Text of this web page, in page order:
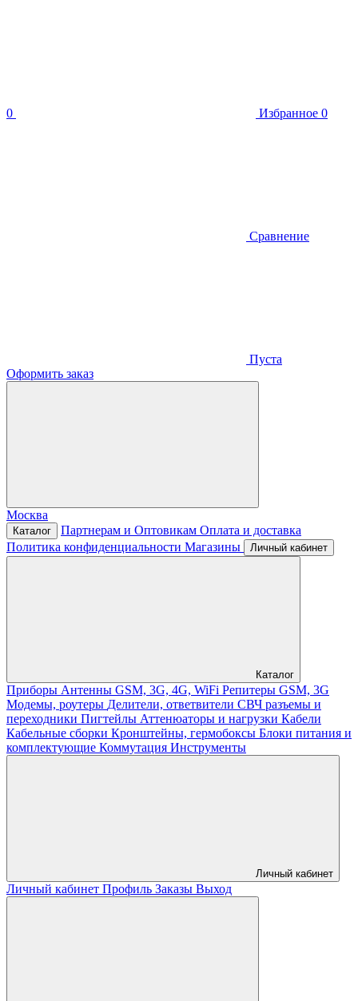
0 Избранное 0
Сравнение
Пуста
Оформить заказ
Москва
Каталог Партнерам и Оптовикам Оплата и доставка
Политика конфиденциальности Магазины Личный кабинет
Каталог
Приборы Антенны GSM, 3G, 4G, WiFi Репитеры GSM, 3G
Модемы, роутеры Делители, ответвители СВЧ разъемы и
переходники Пигтейлы Аттенюаторы и нагрузки Кабели
Кабельные сборки Кронштейны, гермобоксы Блоки питания и
комплектующие Коммутация Инструменты
Личный кабинет
Личный кабинет Профиль Заказы Выход